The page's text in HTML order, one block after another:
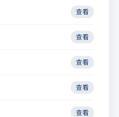
查看
查看
查看
查看
查看